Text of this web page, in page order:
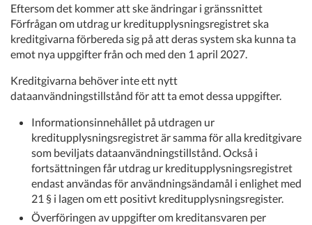
Eftersom det kommer att ske ändringar i gränssnittet
Förfrågan om utdrag ur kreditupplysningsregistret ska
kreditgivarna förbereda sig på att deras system ska kunna ta
emot nya uppgifter från och med den 1 april 2027.
Kreditgivarna behöver inte ett nytt
dataanvändningstillstånd för att ta emot dessa uppgifter.
Informationsinnehållet på utdragen ur
kreditupplysningsregistret är samma för alla kreditgivare
som beviljats dataanvändningstillstånd. Också i
fortsättningen får utdrag ur kreditupplysningsregistret
endast användas för användningsändamål i enlighet med
21 § i lagen om ett positivt kreditupplysningsregister.
Överföringen av uppgifter om kreditansvaren per